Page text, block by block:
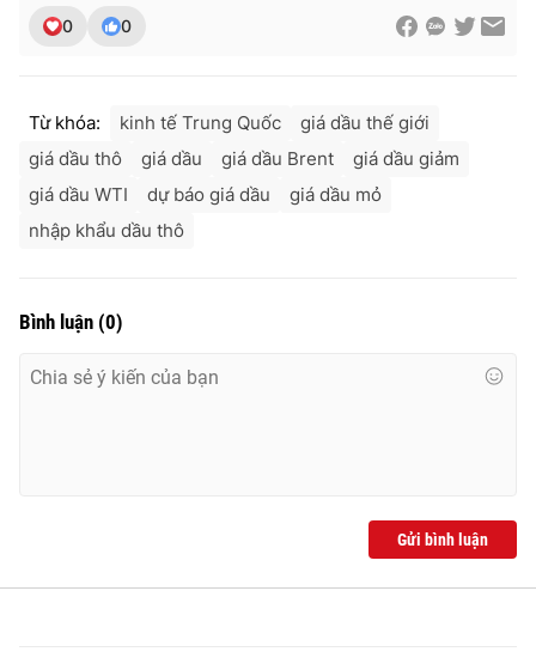
0 0
Từ khóa: kinh tế Trung Quốc
giá dầu thế giới
giá dầu thô
giá dầu giá dầu Brent
giá dầu giảm
giá dầu WTI
dự báo giá dầu
giá dầu mỏ
nhập khẩu dầu thô
Bình luận (0)
Gửi bình luận